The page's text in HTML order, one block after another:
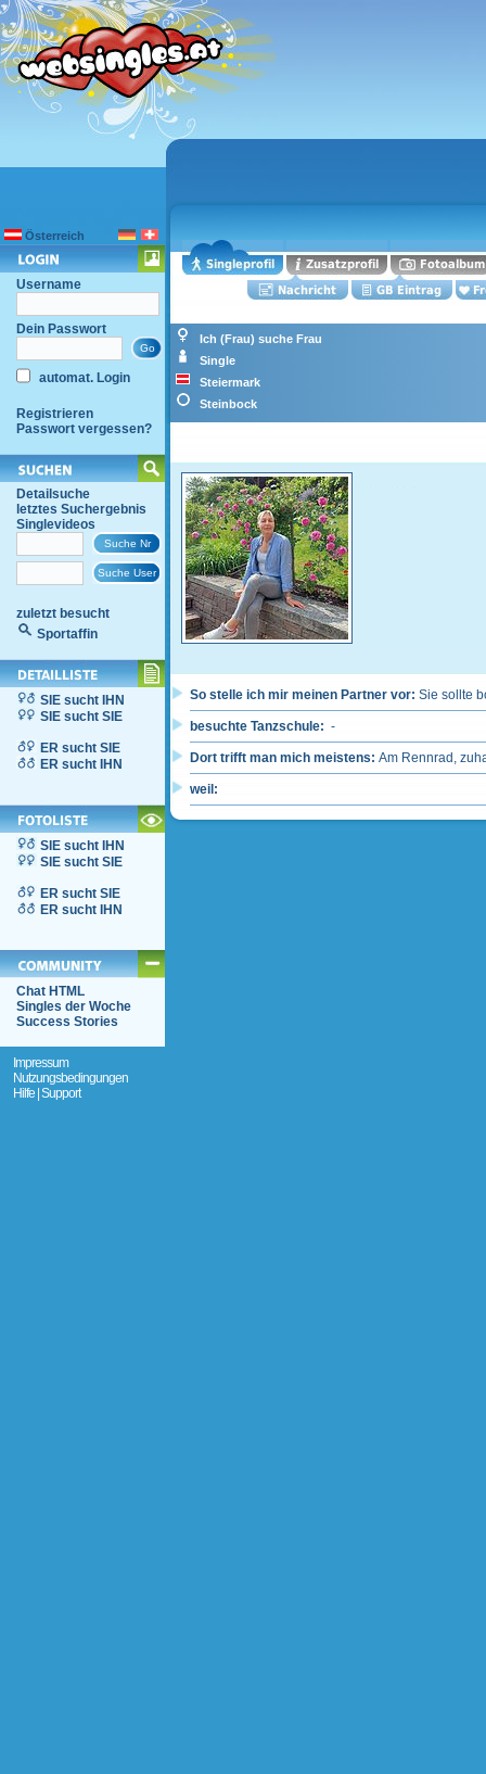
Österreich
Username
Dein Passwort
automat. Login
Registrieren
Passwort vergessen?
Detailsuche
letztes Suchergebnis
Singlevideos
zuletzt besucht
Sportaffin
SIE sucht IHN
SIE sucht SIE
ER sucht SIE
ER sucht IHN
SIE sucht IHN
SIE sucht SIE
ER sucht SIE
ER sucht IHN
Chat HTML
Singles der Woche
Success Stories
Impressum
Nutzungsbedingungen
Hilfe | Support
Ich (Frau) suche Frau
Single
Steiermark
Steinbock
So stelle ich mir meinen Partner vor: Sie sollte
besuchte Tanzschule: -
Dort trifft man mich meistens: Am Rennrad,
weil: